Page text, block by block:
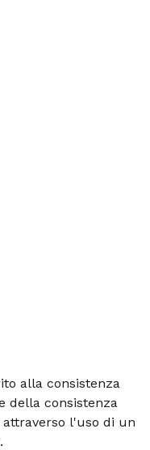
alla consistenza
della consistenza
l'uso di un